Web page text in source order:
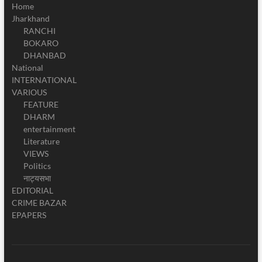
Home
Jharkhand
RANCHI
BOKARO
DHANBAD
National
INTERNATIONAL
VARIOUS
FEATURE
DHARM
entertainment
Literature
VIEWS
Politics
नाट्यसभा
EDITORIAL
CRIME BAZAR
EPAPERS